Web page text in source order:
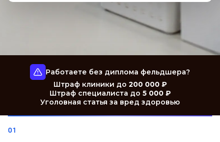
Работаете без диплома фельдшера?
Штраф клиники до 200 000 ₽
Штраф специалиста до 5 000 ₽
Уголовная статья за вред здоровью